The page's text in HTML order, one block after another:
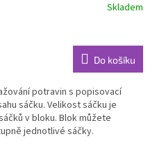
Skladem
Do košíku
potravin s popisovací
sáčku. Velikost sáčku je
v bloku. Blok můžete
jednotlivé sáčky.